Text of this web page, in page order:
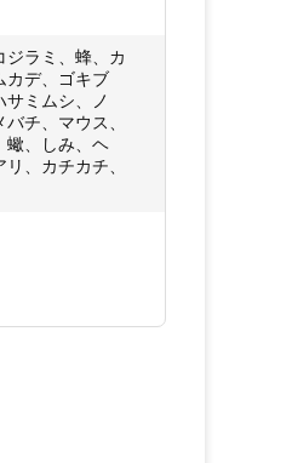
ジラミ、蜂、カ
カデ、ゴキブ
サミムシ、ノ
チ、マウス、
蠍、しみ、ヘ
、カチカチ、